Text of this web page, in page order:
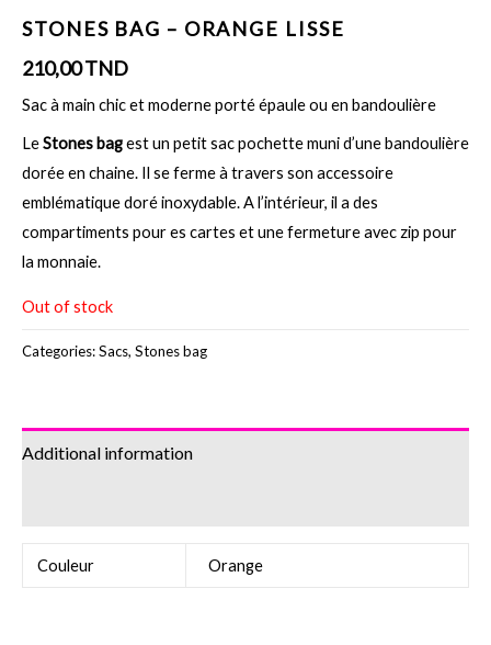
STONES BAG – ORANGE LISSE
210,00TND
Sac à main chic et moderne porté épaule ou en bandoulière
LeStones bagest un petit sac pochette muni d’une bandoulière
dorée en chaine. Il se ferme à travers son accessoire
emblématique doré inoxydable. A l’intérieur, il a des
compartiments pour es cartes et une fermeture avec zip pour
la monnaie.
Out of stock
Categories:Sacs, Stones bag
Additional information
Couleur Orange